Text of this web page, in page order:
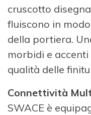
cruscotto
fluiscono in
della portiera.
morbidi e
qualità delle
Connettività
SWACE è